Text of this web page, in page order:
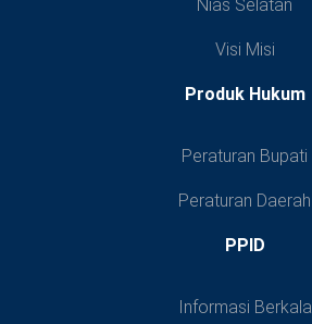
Nias Selatan
Visi Misi
Produk Hukum
Peraturan Bupati
Peraturan Daerah
PPID
Informasi Berkala